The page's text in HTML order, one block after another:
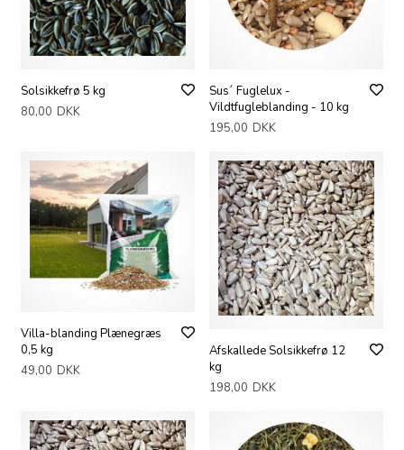
Solsikkefrø 5 kg
80,00 DKK
Sus´ Fuglelux -
Vildtfugleblanding - 10 kg
195,00 DKK
Villa-blanding Plænegræs
0,5 kg
49,00 DKK
Afskallede Solsikkefrø 12
kg
198,00 DKK